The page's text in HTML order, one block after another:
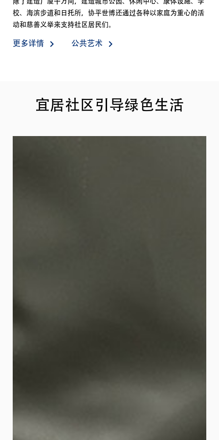
校、海滨步道和日托所，协平世博还通过各种以家庭为重心的活
动和慈善义举来支持社区居民们。
更多详情 keyboard_arrow_right 公共艺术 keyboard_arrow_right
宜居社区引导绿色生活